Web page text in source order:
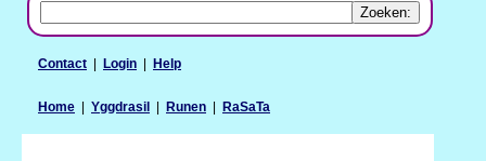
Contact | Login | Help
Home | Yggdrasil | Runen | RaSaTa